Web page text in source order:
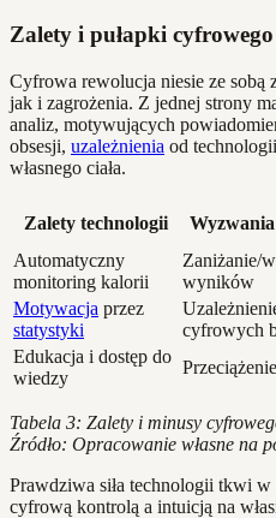
Zalety i pułapki
Cyfrowa rewolucja niesie ze sobą
jak i zagrożenia. Z jednej strony
analiz, motywujących
obsesji, uzależnienia od
własnego ciała.
Zalety technologii
Automatyczny
monitoring kalorii
Zaniżanie/
wyników
Motywacja przez
statystyki
cyfrowych
Edukacja i dostęp do
wiedzy
Tabela 3: Zalety i minusy
Źródło: Opracowanie własne na
Prawdziwa siła technologii tkwi
cyfrową kontrolą a intuicją na